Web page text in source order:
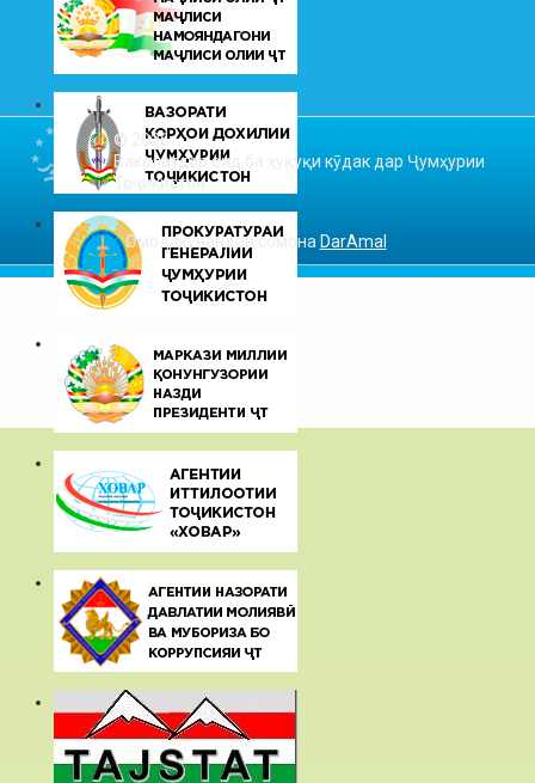
© 2026
Ваколатдор оид ба ҳуқуқи кӯдак дар Ҷумҳурии
Тоҷикистон
Омодакунандаи сомона DarAmal